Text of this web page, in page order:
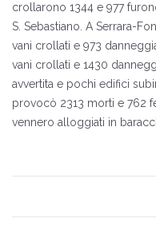
crollarono 1344 e 977
S. Sebastiano. A Serrara-
vani crollati e 973
vani crollati e 1430
avvertita e pochi edifici
provocò 2313 morti e 762
vennero alloggiati in